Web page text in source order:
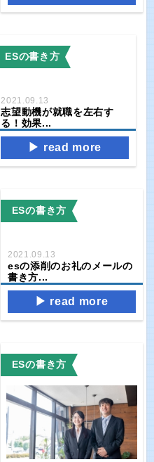
ESの書き方
2021.09.13
志望動機が就職を左右す
る！効果...
read more
ESの書き方
2021.09.13
esの添削のお礼のメールの
書き方...
read more
ESの書き方